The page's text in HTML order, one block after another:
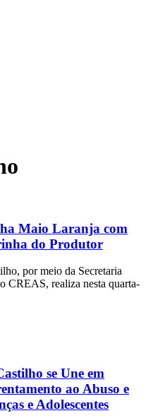
Maio Laranja com
do Produtor
por meio da Secretaria
CREAS, realiza nesta quarta-
se Une em
ao Abuso e
e Adolescentes